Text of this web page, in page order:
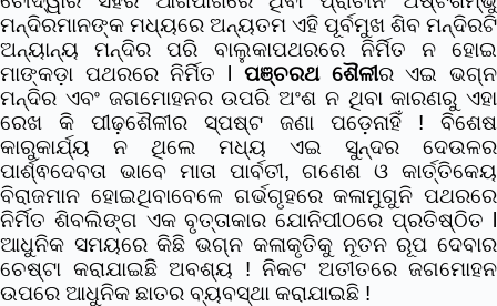
ମନ୍ଦିରମାନଙ୍କ ମଧ୍ୟରେ ଅନ୍ୟତମ ଏହି ପୂର୍ବମୁଖ ଶିବ ମନ୍ଦିରଟି
ଅନ୍ୟାନ୍ୟ ମନ୍ଦିର ପରି ବାଲୁକାପଥରରେ ନିର୍ମିତ ନ ହୋଇ
ମାଙ୍କଡ଼ା ପଥରରେ ନିର୍ମିତ l ପଞ୍ଚରଥ ଶୈଳୀର ଏଇ ଭଗ୍ନ
ମନ୍ଦିର ଏବଂ ଜଗମୋହନର ଉପରି ଅଂଶ ନ ଥିବା କାରଣରୁ ଏହା
ରେଖ କି ପୀଢ଼ଶୈଳୀର ସ୍ପଷ୍ଟ ଜଣା ପଡ଼େନାହିଁ ! ବିଶେଷ
କାରୁକାର୍ଯ୍ୟ ନ ଥିଲେ ମଧ୍ୟ ଏଇ ସୁନ୍ଦର ଦେଉଳର
ପାର୍ଶ୍ଵଦେବତା ଭାବେ ମାତା ପାର୍ବତୀ, ଗଣେଶ ଓ କାର୍ତ୍ତିକେୟ
ବିରାଜମାନ ହୋଇଥିବାବେଳେ ଗର୍ଭଗୃହରେ କଳାମୁଗୁନି ପଥରରେ
ନିର୍ମିତ ଶିବଲିଙ୍ଗ ଏକ ବୃତ୍ତାକାର ଯୋନିପୀଠରେ ପ୍ରତିଷ୍ଠିତ l
ଆଧୁନିକ ସମୟରେ କିଛି ଭଗ୍ନ କଳାକୃତିକୁ ନୂତନ ରୂପ ଦେବାର
ଚେଷ୍ଟା କରାଯାଇଛି ଅବଶ୍ୟ ! ନିକଟ ଅତୀତରେ ଜଗମୋହନ
ଉପରେ ଆଧୁନିକ ଛାତର ବ୍ୟବସ୍ଥା କରାଯାଇଛି !